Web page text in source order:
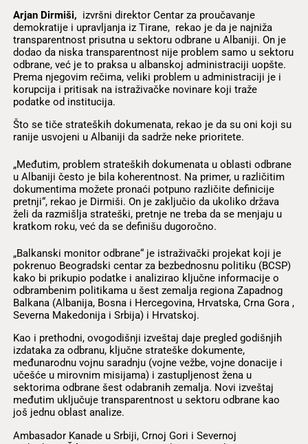
Arjan Dirmiši, izvršni direktor Centar za proučavanje
demokratije i upravljanja iz Tirane, rekao je da je najniža
transparentnost prisutna u sektoru odbrane u Albaniji. On je
dodao da niska transparentnost nije problem samo u sektoru
odbrane, već je to praksa u albanskoj administraciji uopšte.
Prema njegovim rečima, veliki problem u administraciji je i
korupcija i pritisak na istraživačke novinare koji traže
podatke od institucija.
Što se tiče strateških dokumenata, rekao je da su oni koji su
ranije usvojeni u Albaniji da sadrže neke prioritete.
„Međutim, problem strateških dokumenata u oblasti odbrane
u Albaniji često je bila koherentnost. Na primer, u različitim
dokumentima možete pronaći potpuno različite definicije
pretnji“, rekao je Dirmiši. On je zaključio da ukoliko država
želi da razmišlja strateški, pretnje ne treba da se menjaju u
kratkom roku, već da se definišu dugoročno.
„Balkanski monitor odbrane“ je istraživački projekat koji je
pokrenuo Beogradski centar za bezbednosnu politiku (BCSP)
kako bi prikupio podatke i analizirao ključne informacije o
odbrambenim politikama u šest zemalja regiona Zapadnog
Balkana (Albanija, Bosna i Hercegovina, Hrvatska, Crna Gora ,
Severna Makedonija i Srbija) i Hrvatskoj.
Kao i prethodni, ovogodišnji izveštaj daje pregled godišnjih
izdataka za odbranu, ključne strateške dokumente,
međunarodnu vojnu saradnju (vojne vežbe, vojne donacije i
učešće u mirovnim misijama) i zastupljenost žena u
sektorima odbrane šest odabranih zemalja. Novi izveštaj
međutim uključuje transparentnost u sektoru odbrane kao
još jednu oblast analize.
Ambasador Kanade u Srbiji, Crnoj Gori i Severnoj